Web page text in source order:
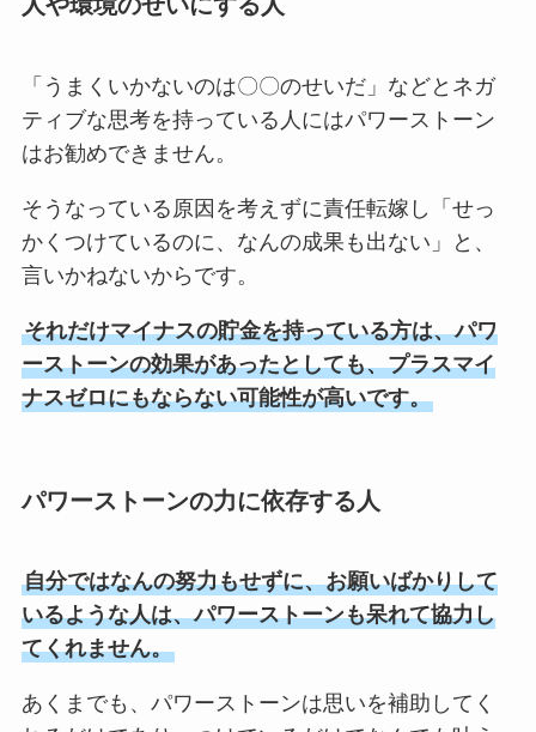
「うまくいかないのは〇〇のせいだ」などとネガ
ティブな思考を持っている人にはパワーストーン
はお勧めできません。
そうなっている原因を考えずに責任転嫁し「せっ
かくつけているのに、なんの成果も出ない」と、
言いかねないからです。
それだけマイナスの貯金を持っている方は、パワ
ーストーンの効果があったとしても、プラスマイ
ナスゼロにもならない可能性が高いです。
パワーストーンの力に依存する人
自分ではなんの努力もせずに、お願いばかりして
いるような人は、パワーストーンも呆れて協力し
てくれません。
あくまでも、パワーストーンは思いを補助してく